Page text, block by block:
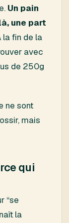
Un pain
une part
la fin de la
avec
de 250g
ne sont
mais
qui
“se
la